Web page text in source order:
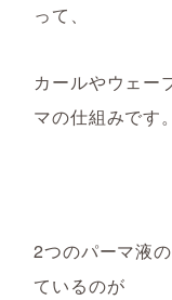
って、
カールやウェー
マの仕組みです。
2つのパーマ液
ているのが